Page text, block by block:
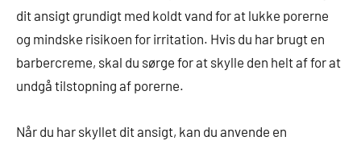
dit ansigt grundigt med koldt vand for at lukke porerne
og mindske risikoen for irritation. Hvis du har brugt en
barbercreme, skal du sørge for at skylle den helt af for at
undgå tilstopning af porerne.
Når du har skyllet dit ansigt, kan du anvende en